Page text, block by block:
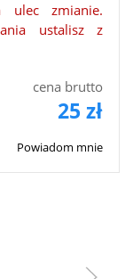
ulec zmianie.
ustalisz z
cena brutto
25 zł
Powiadom mnie